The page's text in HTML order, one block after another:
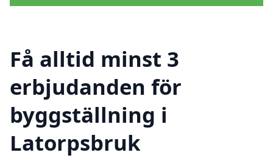
Få alltid minst 3
erbjudanden för
byggställning i
Latorpsbruk